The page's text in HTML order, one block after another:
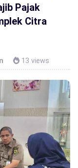
Pajak
Citra
13 views